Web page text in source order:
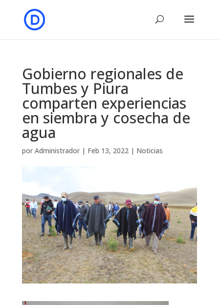
Gobierno regionales de
Tumbes y Piura
comparten experiencias
en siembra y cosecha de
agua
por Administrador| Feb 13, 2022| Noticias